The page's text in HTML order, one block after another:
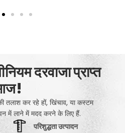
दरवाजा प्राप्त
तलाश कर रहे हों, खिंचाव, या कस्टम
में लाने में मदद करने के लिए हैं.
परिशुद्धता उत्पादन